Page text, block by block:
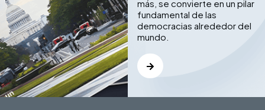
más, se convierte en un pilar
fundamental de las
democracias alrededor del
mundo.